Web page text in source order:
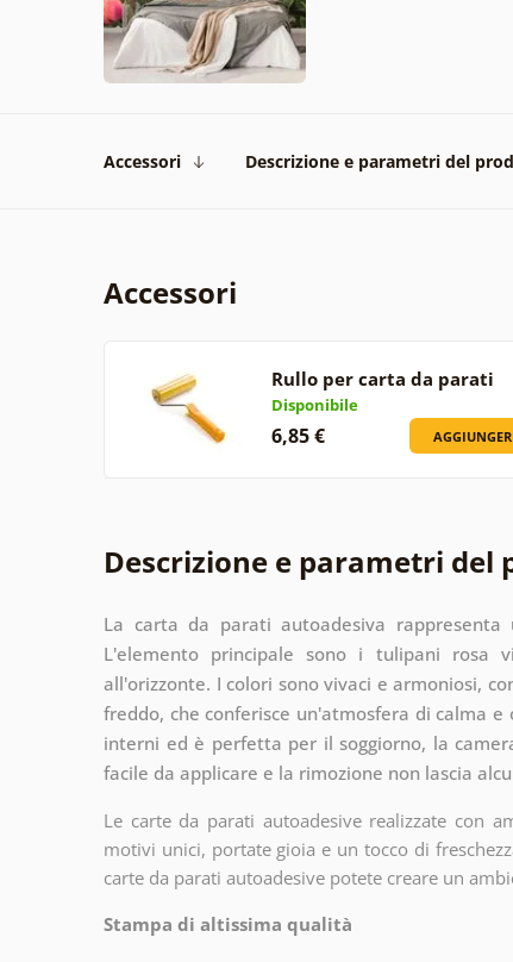
Accessori Descrizione e parametri del
Accessori
Rullo per carta da parati
Disponibile
6,85 €
Descrizione e parametri del
La carta da parati autoadesiva
L'elemento principale sono i tulipani rosa
all'orizzonte. I colori sono vivaci e armoniosi,
freddo, che conferisce un'atmosfera di calma
interni ed è perfetta per il soggiorno, la
facile da applicare e la rimozione non lascia
Le carte da parati autoadesive realizzate con
motivi unici, portate gioia e un tocco di
carte da parati autoadesive potete creare un
Stampa di altissima qualità